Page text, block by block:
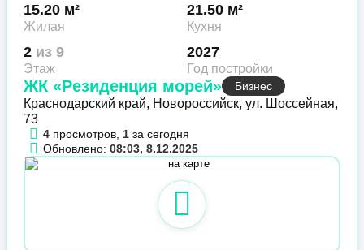
15.20 м²
Жилая
21.50 м²
Кухня
2 из 9
Этаж
2027
Год постройки
ЖК «Резиденция морей» Бизнес
Краснодарский край, Новороссийск, ул. Шоссейная,
73
4 просмотров, 1 за сегодня
Обновлено: 08:03, 8.12.2025